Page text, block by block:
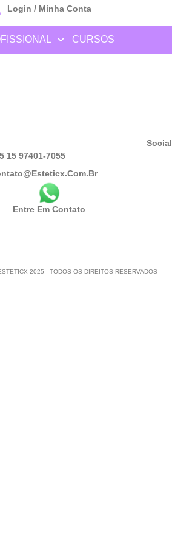
Login / Minha Conta
CURSOS
15 97401-7055
Entre Em Contato
Social
2025 - TODOS OS DIREITOS RESERVADOS